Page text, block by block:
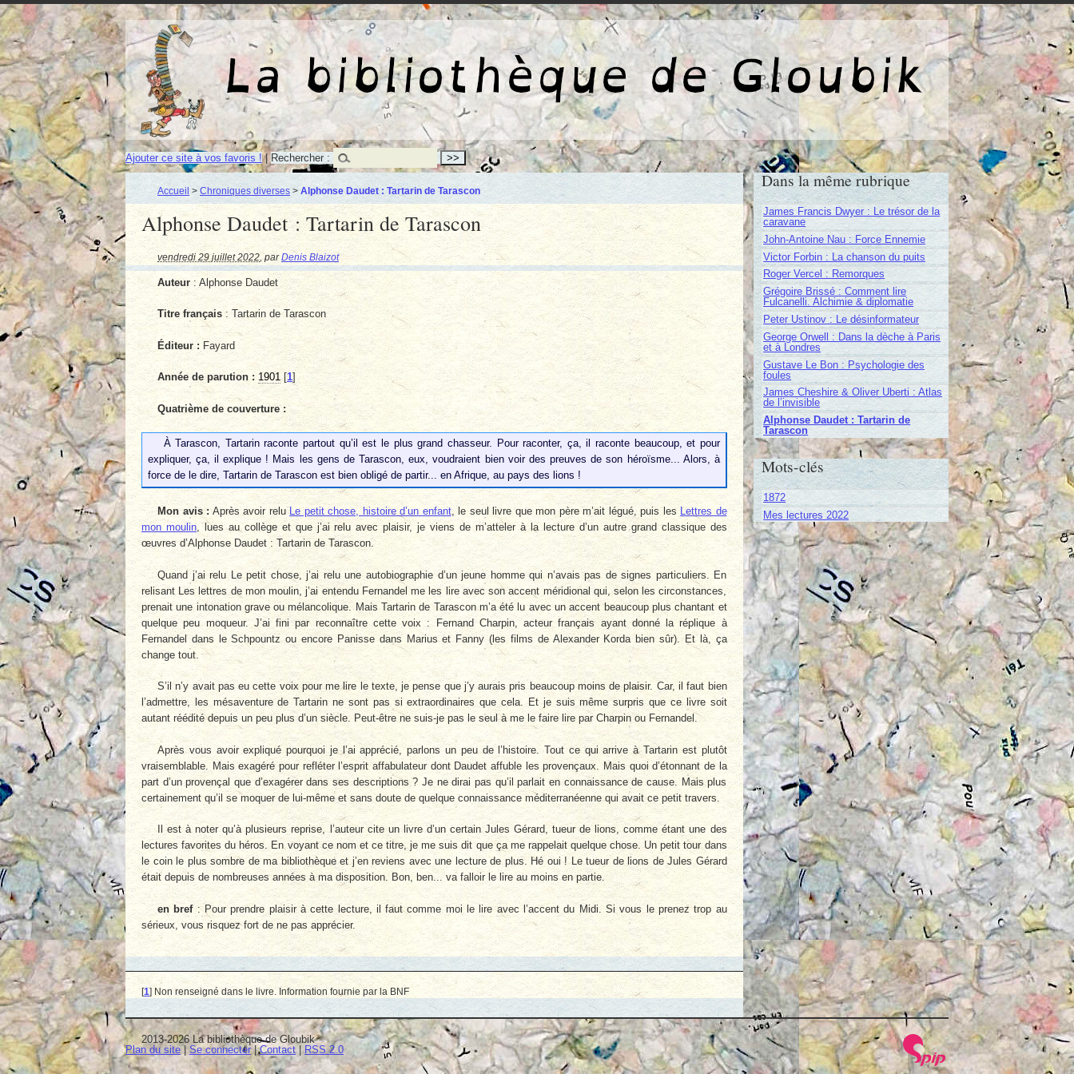
La bibliothèque de Gloubik
Ajouter ce site à vos favoris !|Rechercher :
Accueil > Chroniques diverses > Alphonse Daudet : Tartarin de Tarascon
Alphonse Daudet : Tartarin de Tarascon
vendredi 29 juillet 2022 parDenis Blaizot
Auteur: Alphonse Daudet
Titre français : Tartarin de Tarascon
Éditeur : Fayard
Année de parution : 1901 [1]
Quatrième de couverture :
À Tarascon, Tartarin raconte partout qu’il est le plus grand chasseur. Pour raconter, ça, il raconte beaucoup, et pour
expliquer, ça, il explique ! Mais les gens de Tarascon, eux, voudraient bien voir des preuves de son héroïsme... Alors, à
force de le dire, Tartarin de Tarascon est bien obligé de partir... en Afrique, au pays des lions !
Mon avis : Après avoir reluLe petit chose, histoire d’un enfant, le seul livre que mon père m’ait légué, puis lesLettres de
mon moulin, lues au collège et que j’ai relu avec plaisir, je viens de m’atteler à la lecture d’un autre grand classique des
œuvres d’Alphonse Daudet : Tartarin de Tarascon.
Quand j’ai relu Le petit chose, j’ai relu une autobiographie d’un jeune homme qui n’avais pas de signes particuliers. En
relisant Les lettres de mon moulin, j’ai entendu Fernandel me les lire avec son accent méridional qui, selon les circonstances,
prenait une intonation grave ou mélancolique. Mais Tartarin de Tarascon m’a été lu avec un accent beaucoup plus chantant et
quelque peu moqueur. J’ai fini par reconnaître cette voix : Fernand Charpin, acteur français ayant donné la réplique à
Fernandel dans le Schpountz ou encore Panisse dans Marius et Fanny (les films de Alexander Korda bien sûr). Et là, ça
change tout.
S’il n’y avait pas eu cette voix pour me lire le texte, je pense que j’y aurais pris beaucoup moins de plaisir. Car, il faut bien
l’admettre, les mésaventure de Tartarin ne sont pas si extraordinaires que cela. Et je suis même surpris que ce livre soit
autant réédité depuis un peu plus d’un siècle. Peut-être ne suis-je pas le seul à me le faire lire par Charpin ou Fernandel.
Après vous avoir expliqué pourquoi je l’ai apprécié, parlons un peu de l’histoire. Tout ce qui arrive à Tartarin est plutôt
vraisemblable. Mais exagéré pour refléter l’esprit affabulateur dont Daudet affuble les provençaux. Mais quoi d’étonnant de la
part d’un provençal que d’exagérer dans ses descriptions ? Je ne dirai pas qu’il parlait en connaissance de cause. Mais plus
certainement qu’il se moquer de lui-même et sans doute de quelque connaissance méditerranéenne qui avait ce petit travers.
Il est à noter qu’à plusieurs reprise, l’auteur cite un livre d’un certain Jules Gérard, tueur de lions, comme étant une des
lectures favorites du héros. En voyant ce nom et ce titre, je me suis dit que ça me rappelait quelque chose. Un petit tour dans
le coin le plus sombre de ma bibliothèque et j’en reviens avec une lecture de plus. Hé oui ! Le tueur de lions de Jules Gérard
était depuis de nombreuses années à ma disposition. Bon, ben... va falloir le lire au moins en partie.
en bref: Pour prendre plaisir à cette lecture, il faut comme moi le lire avec l’accent du Midi. Si vous le prenez trop au
sérieux, vous risquez fort de ne pas apprécier.
[1] Non renseigné dans le livre. Information fournie par la BNF
Dans la même rubrique
James Francis Dwyer : Le trésor de la
caravane
John-Antoine Nau : Force Ennemie
Victor Forbin : La chanson du puits
Roger Vercel : Remorques
Grégoire Brissé : Comment lire
Fulcanelli. Alchimie & diplomatie
Peter Ustinov : Le désinformateur
George Orwell : Dans la dèche à Paris
et à Londres
Gustave Le Bon : Psychologie des
foules
James Cheshire & Oliver Uberti : Atlas
de l’invisible
Alphonse Daudet : Tartarin de
Tarascon
Mots-clés
1872
Mes lectures 2022
2013-2026 La bibliothèque de Gloubik
Plan du site| Se connecter|Contact| RSS 2.0